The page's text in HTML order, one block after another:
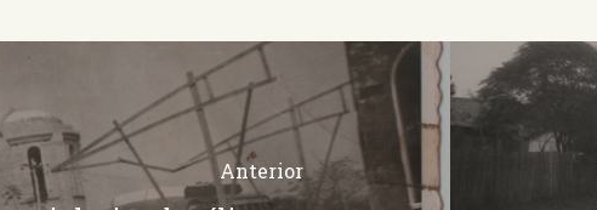
Anterior